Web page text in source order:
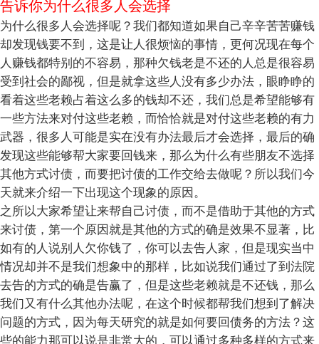
告诉你为什么很多人会选择
为什么很多人会选择呢？我们都知道如果自己辛辛苦苦赚钱
却发现钱要不到，这是让人很烦恼的事情，更何况现在每个
人赚钱都特别的不容易，那种欠钱老是不还的人总是很容易
受到社会的鄙视，但是就拿这些人没有多少办法，眼睁睁的
看着这些老赖占着这么多的钱却不还，我们总是希望能够有
一些方法来对付这些老赖，而恰恰就是对付这些老赖的有力
武器，很多人可能是实在没有办法最后才会选择，最后的确
发现这些能够帮大家要回钱来，那么为什么有些朋友不选择
其他方式讨债，而要把讨债的工作交给去做呢？所以我们今
天就来介绍一下出现这个现象的原因。
之所以大家希望让来帮自己讨债，而不是借助于其他的方式
来讨债，第一个原因就是其他的方式的确是效果不显著，比
如有的人说别人欠你钱了，你可以去告人家，但是现实当中
情况却并不是我们想象中的那样，比如说我们通过了到法院
去告的方式的确是告赢了，但是这些老赖就是不还钱，那么
我们又有什么其他办法呢，在这个时候都帮我们想到了解决
问题的方式，因为每天研究的就是如何要回债务的方法？这
些的能力那可以说是非常大的，可以通过多种多样的方式来